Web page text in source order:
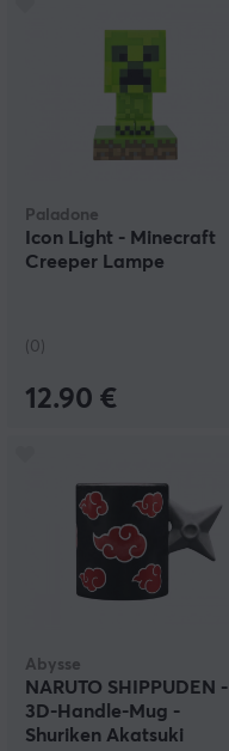
Paladone
Icon Light - Minecraft
Creeper Lampe
(0)
12.90 €
Abysse
NARUTO SHIPPUDEN -
3D-Handle-Mug -
Shuriken Akatsuki